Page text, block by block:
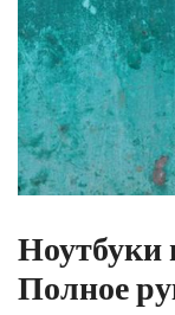
Ноутбуки
Полное